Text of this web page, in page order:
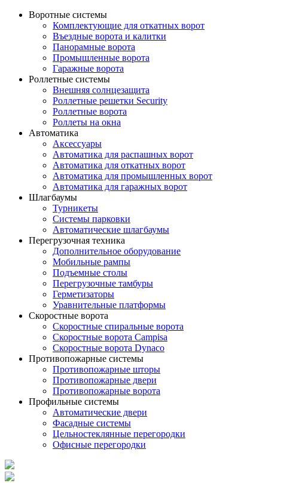
Воротные системы
Комплектующие для откатных ворот
Въездные ворота и калитки
Панорамные ворота
Промышленные ворота
Гаражные ворота
Роллетные системы
Внешняя солнцезащита
Роллетные решетки Security
Роллетные ворота
Роллеты на окна
Автоматика
Аксессуары
Автоматика для распашных ворот
Автоматика для откатных ворот
Автоматика для промышленных ворот
Автоматика для гаражных ворот
Шлагбаумы
Турникеты
Системы парковки
Автоматические шлагбаумы
Перегрузочная техника
Дополнительное оборудование
Мобильные рампы
Подъемные столы
Перегрузочные тамбуры
Герметизаторы
Уравнительные платформы
Скоростные ворота
Скоростные спиральные ворота
Скоростные ворота Campisa
Скоростные ворота Dynaco
Противопожарные системы
Противопожарные шторы
Противопожарные двери
Противопожарные ворота
Профильные системы
Автоматические двери
Фасадные системы
Цельностеклянные перегородки
Офисные перегородки